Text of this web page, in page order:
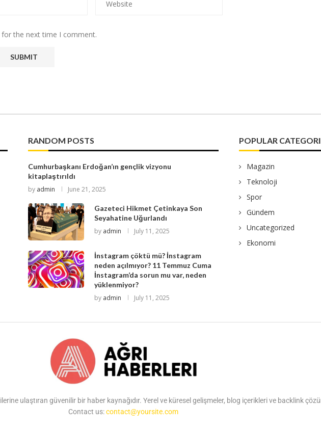
the next time I comment.
RANDOM POSTS
Cumhurbaşkanı Erdoğan’ın gençlik vizyonu
kitaplaştırıldı
by admin June 21, 2025
Gazeteci Hikmet Çetinkaya Son
Seyahatine Uğurlandı
by admin July 11, 2025
İnstagram çöktü mü? İnstagram
neden açılmıyor? 11 Temmuz Cuma
İnstagram’da sorun mu var, neden
yüklenmiyor?
by admin July 11, 2025
POPULAR
Magazin
Teknoloji
Spor
Gündem
Uncategorized
Ekonomi
ulaştıran güvenilir bir haber kaynağıdır. Yerel ve küresel gelişmeler, blog içerikleri ve backlink
Contact us:contact@yoursite.com